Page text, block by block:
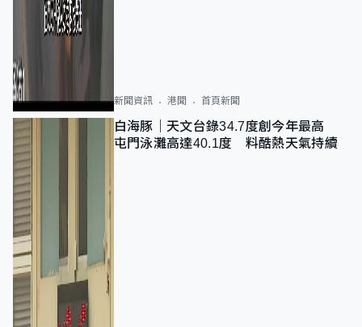
新聞資訊 港聞 首頁新聞
白海豚｜天文台錄34.7度創今年最高
屯門泳灘高達40.1度 料酷熱天氣持續